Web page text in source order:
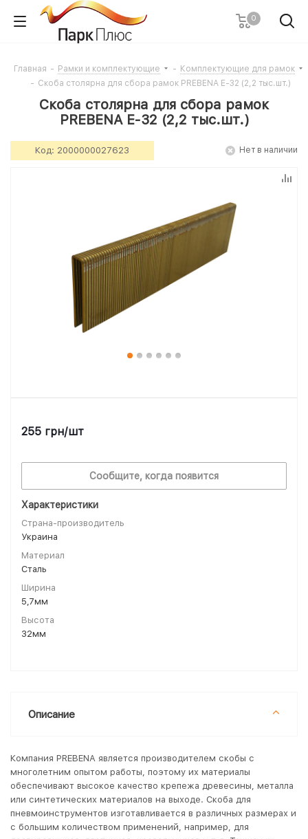
0
Главная - Рамки и комплектующие - Комплектующие для рамок
- Скоба столярна для сбора рамок PREBENA E-32 (2,2 тыс.шт.)
Скоба столярна для сбора рамок
PREBENA E-32 (2,2 тыс.шт.)
Код: 2000000027623 Нет в наличии
Характеристики
Страна-производитель
Украина
Материал
Сталь
Ширина
5,7мм
Высота
32мм
255 грн/шт
Сообщите, когда появится
Описание
Компания PREBENA является производителем скобы с
многолетним опытом работы, поэтому их материалы
обеспечивают высокое качество крепежа древесины, металла
или синтетических материалов на выходе. Скоба для
пневмоинструментов изготавливается в различных размерах и
с большим количеством применений, например, для